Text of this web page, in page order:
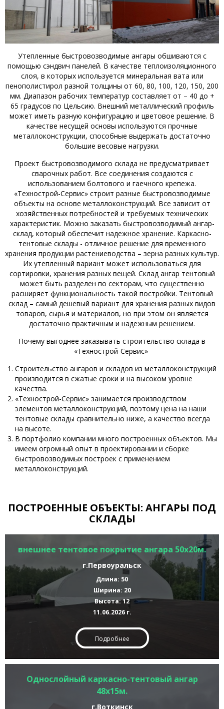
Утепленные быстровозводимые ангары обшиваются с
помощью сэндвич панелей. В качестве теплоизоляционного
слоя, в которых используется минеральная вата или
пенополистирол разной толщины от 60, 80, 100, 120, 150, 200
мм. Диапазон рабочих температур составляет от – 40 до +
65 градусов по Цельсию. Внешний металлический профиль
может иметь разную конфигурацию и цветовое решение. В
качестве несущей основы используются прочные
металлоконструкции, способные выдержать достаточно
большие весовые нагрузки.
Проект быстровозводимого склада не предусматривает
сварочных работ. Все соединения создаются с
использованием болтового и гаечного крепежа.
«Технострой-Сервис» строит разные быстровозводимые
объекты на основе металлоконструкций. Все зависит от
хозяйственных потребностей и требуемых технических
характеристик. Можно заказать быстровозводимый ангар-
склад, который обеспечит надежное хранение. Каркасно-
тентовые склады - отличное решение для временного
хранения продукции растениеводства – зерна разных культур.
Их утепленный вариант может использоваться для
сортировки, хранения разных вещей. Склад ангар тентовый
может быть разделен по секторам, что существенно
расширяет функциональность такой постройки. Тентовый
склад – самый дешевый вариант для хранения разных видов
товаров, сырья и материалов, но при этом он является
достаточно практичным и надежным решением.
Почему выгоднее заказывать строительство склада в
«Технострой-Сервис»
Строительство ангаров и складов из металлоконструкций
производится в сжатые сроки и на высоком уровне
качества.
«Технострой-Сервис» занимается производством
элементов металлоконструкций, поэтому цена на наши
тентовые склады сравнительно ниже, а качество всегда
на высоте.
В портфолио компании много построенных объектов. Мы
имеем огромный опыт в проектировании и сборке
быстровозводимых построек с применением
металлоконструкций.
ПОСТРОЕННЫЕ ОБЪЕКТЫ: АНГАРЫ ПОД
СКЛАДЫ
внешнее тентовое покрытие ангара 50х20м.
г.Первоуральск
Длина: 50
Ширина: 20
Высота: 12
11.06.2026 г.
Подробнее
Однослойный каркасно-тентовый ангар
48х15м.
г.Воткинск